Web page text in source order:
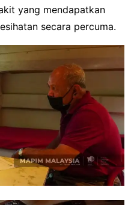
yang mendapatkan
secara percuma.